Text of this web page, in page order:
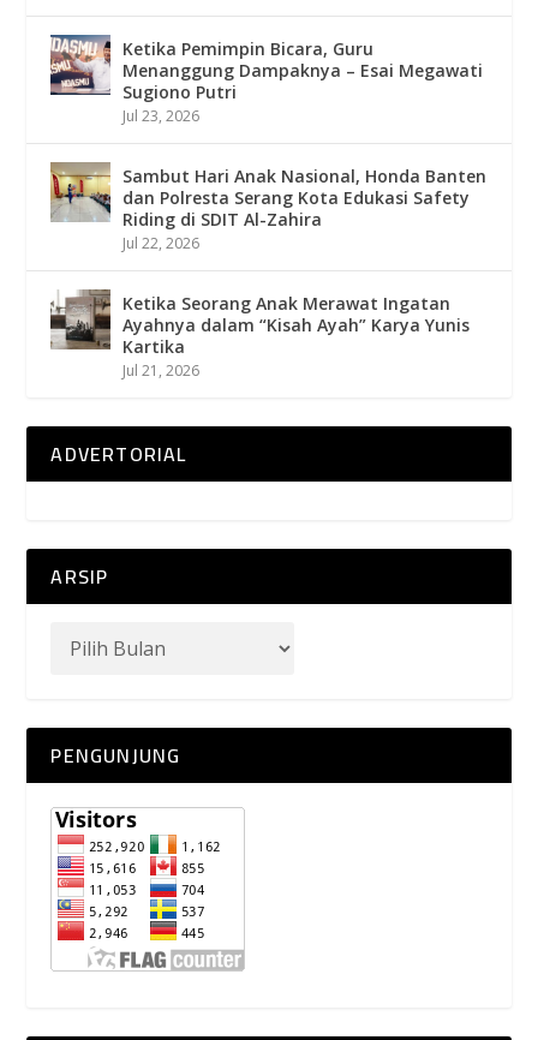
Ketika Pemimpin Bicara, Guru
Menanggung Dampaknya – Esai Megawati
Sugiono Putri
Jul 23, 2026
Sambut Hari Anak Nasional, Honda Banten
dan Polresta Serang Kota Edukasi Safety
Riding di SDIT Al-Zahira
Jul 22, 2026
Ketika Seorang Anak Merawat Ingatan
Ayahnya dalam “Kisah Ayah” Karya Yunis
Kartika
Jul 21, 2026
ADVERTORIAL
ARSIP
PENGUNJUNG